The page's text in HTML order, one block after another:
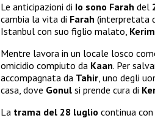
Le anticipazioni di Io sono Farah del
cambia la vita di Farah (interpretata
Istanbul con suo figlio malato,
Mentre lavora in un locale losco
omicidio compiuto da Kaan. Per
accompagnata da Tahir, uno degli
casa, dove Gonul si prende cura di
La trama del 28 luglio continua